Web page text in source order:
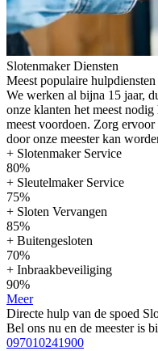
Slotenmaker Diensten
Meest populaire hulpdiensten
We werken al bijna 15 jaar,
onze klanten het meest
meest voordoen. Zorg
door onze meester kan
+ Slotenmaker Service
80%
+ Sleutelmaker Service
75%
+ Sloten Vervangen
85%
+ Buitengesloten
70%
+ Inbraakbeveiliging
90%
Meer
Directe hulp van de spoed
Bel ons nu en de meester is
097010241900